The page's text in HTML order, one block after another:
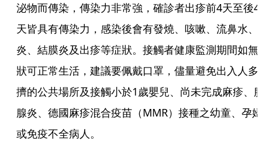
泌物而傳染，傳染力非常強，確診者出疹前4天至後4
天皆具有傳染力，感染後會有發燒、咳嗽、流鼻水、
炎、結膜炎及出疹等症狀。接觸者健康監測期間如無
狀可正常生活，建議要佩戴口罩，儘量避免出入人多
擠的公共場所及接觸小於1歲嬰兒、尚未完成麻疹、
腺炎、德國麻疹混合疫苗（MMR）接種之幼童、孕婦
或免疫不全病人。